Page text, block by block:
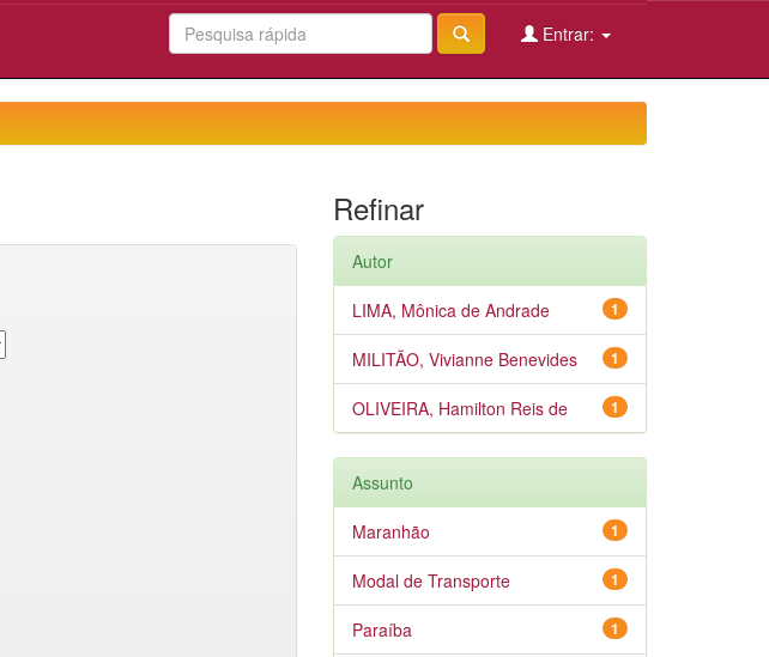
Entrar:
Refinar
Autor
1
LIMA, Mônica de Andrade
1
MILITÃO, Vivianne Benevides
1
OLIVEIRA, Hamilton Reis de
Assunto
1
Maranhão
1
Modal de Transporte
1
Paraíba